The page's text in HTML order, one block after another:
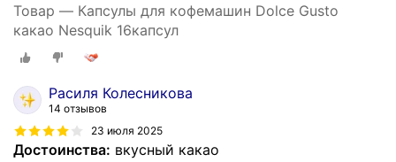
Товар — Капсулы для кофемашин Dolce Gusto
какао Nesquik 16капсул
Расиля Колесникова
14 отзывов
23 июля 2025
Достоинства: вкусный какао